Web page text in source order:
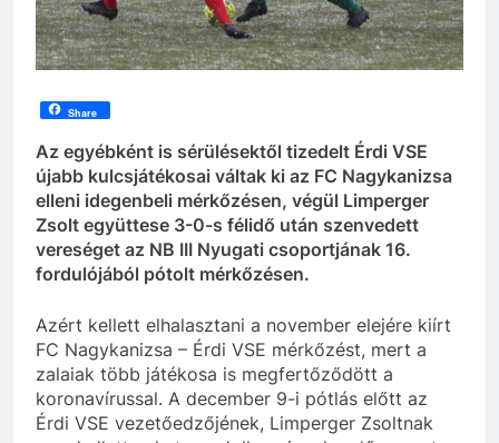
Share
Az egyébként is sérülésektől tizedelt Érdi VSE
újabb kulcsjátékosai váltak ki az FC Nagykanizsa
elleni idegenbeli mérkőzésen, végül Limperger
Zsolt együttese 3-0-s félidő után szenvedett
vereséget az NB III Nyugati csoportjának 16.
fordulójából pótolt mérkőzésen.
Azért kellett elhalasztani a november elejére kiírt
FC Nagykanizsa – Érdi VSE mérkőzést, mert a
zalaiak több játékosa is megfertőződött a
koronavírussal. A december 9-i pótlás előtt az
Érdi VSE vezetőedzőjének, Limperger Zsoltnak